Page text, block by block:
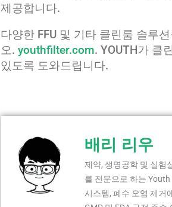
제공합니다.
다양한 FFU 및 기타 클린룸 솔루
오. youthfilter.com. YOUTH가 클
있도록 도와드립니다.
배리 리우
제약, 생명공학 및 실험
를 전문으로 하는
시스템, 폐수 오염 제거